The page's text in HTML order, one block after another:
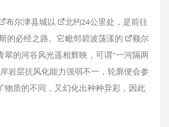
布尔津县城以 北约24公里处，是前往
的必经之路。它毗邻碧波荡漾的
额尔
翠的河谷风光遥相辉映，可谓“一河隔两
岩层抗风化能力强弱不一，轮廓便会参
物质的不同，又幻化出种种异彩，因此